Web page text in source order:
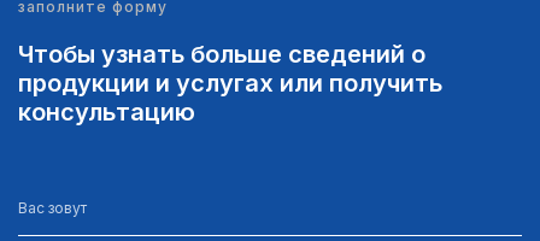
заполните форму
Чтобы узнать больше сведений о
продукции и услугах или получить
консультацию